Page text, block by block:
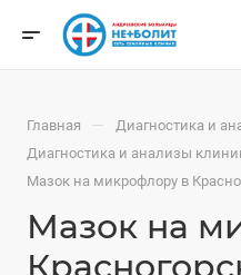
Главная — Диагностика и
Диагностика и анализы
Мазок на микрофлору в
Мазок на